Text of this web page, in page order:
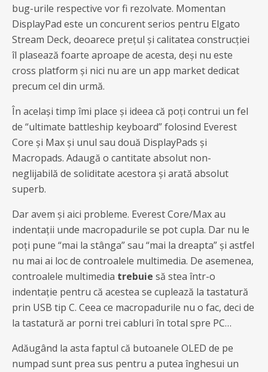
bug-urile respective vor fi rezolvate. Momentan
DisplayPad este un concurent serios pentru Elgato
Stream Deck, deoarece prețul și calitatea construcției
îl plasează foarte aproape de acesta, deși nu este
cross platform și nici nu are un app market dedicat
precum cel din urmă.
În același timp îmi place și ideea că poți contrui un fel
de “ultimate battleship keyboard” folosind Everest
Core și Max și unul sau două DisplayPads și
Macropads. Adaugă o cantitate absolut non-
neglijabilă de soliditate acestora și arată absolut
superb.
Dar avem și aici probleme. Everest Core/Max au
indentații unde macropadurile se pot cupla. Dar nu le
poți pune “mai la stânga” sau “mai la dreapta” și astfel
nu mai ai loc de controalele multimedia. De asemenea,
controalele multimedia trebuie să stea într-o
indentație pentru că acestea se cuplează la tastatură
prin USB tip C. Ceea ce macropadurile nu o fac, deci de
la tastatură ar porni trei cabluri în total spre PC…
Adăugând la asta faptul că butoanele OLED de pe
numpad sunt prea sus pentru a putea înghesui un